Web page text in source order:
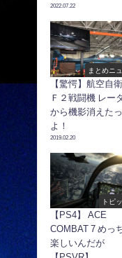
2022.07.22
まとめニ
【驚愕】航空自
Ｆ２戦闘機 レー
から機影消えた
よ！
2019.02.20
トピ
【PS4】 ACE
COMBAT 7 めっ
楽しいんだが